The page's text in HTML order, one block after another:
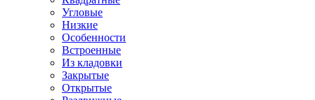
Угловые
Низкие
Особенности
Встроенные
Из кладовки
Закрытые
Открытые